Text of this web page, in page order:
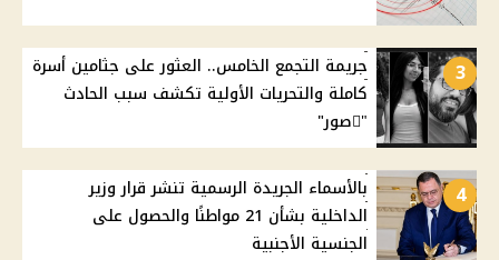
3
جريمة التجمع الخامس.. العثور على جثامين أسرة
كاملة والتحريات الأولية تكشف سبب الحادث
"ًصور"
4
بالأسماء الجريدة الرسمية تنشر قرار وزير
الداخلية بشأن 21 مواطنًا والحصول على
الجنسية الأجنبية